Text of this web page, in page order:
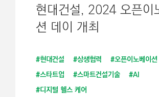
현대건설, 2024 오픈이
션 데이 개최
#현대건설 #상생협력
#오픈이노베이
#스타트업
#스마트건설기술
#AI
#디지털 헬스 케어